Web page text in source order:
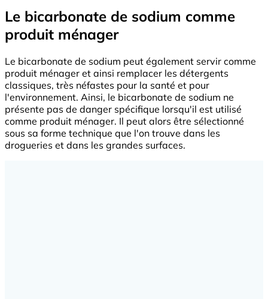
Le bicarbonate de sodium comme
produit ménager
Le bicarbonate de sodium peut également servir comme
produit ménager et ainsi remplacer les détergents
classiques, très néfastes pour la santé et pour
l'environnement. Ainsi, le bicarbonate de sodium ne
présente pas de danger spécifique lorsqu'il est utilisé
comme produit ménager. Il peut alors être sélectionné
sous sa forme technique que l'on trouve dans les
drogueries et dans les grandes surfaces.